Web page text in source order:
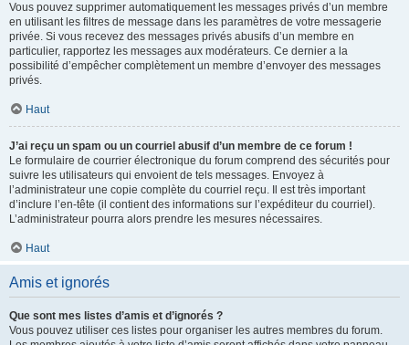
Vous pouvez supprimer automatiquement les messages privés d’un membre
en utilisant les filtres de message dans les paramètres de votre messagerie
privée. Si vous recevez des messages privés abusifs d’un membre en
particulier, rapportez les messages aux modérateurs. Ce dernier a la
possibilité d’empêcher complètement un membre d’envoyer des messages
privés.
Haut
J’ai reçu un spam ou un courriel abusif d’un membre de ce forum !
Le formulaire de courrier électronique du forum comprend des sécurités pour
suivre les utilisateurs qui envoient de tels messages. Envoyez à
l’administrateur une copie complète du courriel reçu. Il est très important
d’inclure l’en-tête (il contient des informations sur l’expéditeur du courriel).
L’administrateur pourra alors prendre les mesures nécessaires.
Haut
Amis et ignorés
Que sont mes listes d’amis et d’ignorés ?
Vous pouvez utiliser ces listes pour organiser les autres membres du forum.